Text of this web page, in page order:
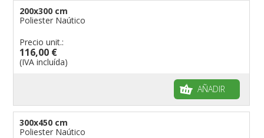
200x300 cm
Poliester Naútico
Precio unit.:
116,00 €
(IVA incluída)
AÑADIR
300x450 cm
Poliester Naútico